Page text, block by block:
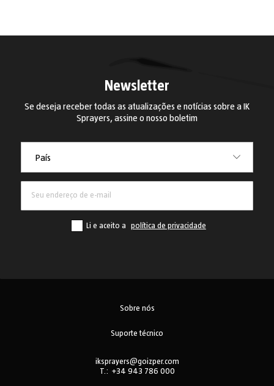
Newsletter
Se deseja receber todas as atualizações e notícias sobre a IK
Sprayers, assine o nosso boletim
País
Li e aceito a política de privacidade
Sobre nós
Suporte técnico
iksprayers@goizper.com
T.: +34 943 786 000